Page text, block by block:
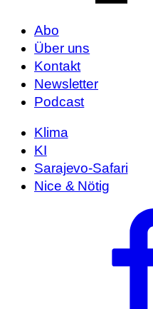
Abo
Über uns
Kontakt
Newsletter
Podcast
Klima
KI
Sarajevo-Safari
Nice & Nötig